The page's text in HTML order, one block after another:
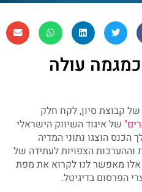
עולה
קבוצת סיון, לקח חלק
של איגוד השיווק הישראלי
הכנס הוצגו נתוני המדיה
וההערכות הצפויות לעתידה של
אלו מאפשר לנו לקרוא את מפת
הפרסום בדיגיטל.